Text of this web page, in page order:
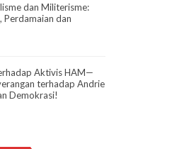
dan Militerisme:
Perdamaian dan
Aktivis HAM—
terhadap Andrie
Demokrasi!